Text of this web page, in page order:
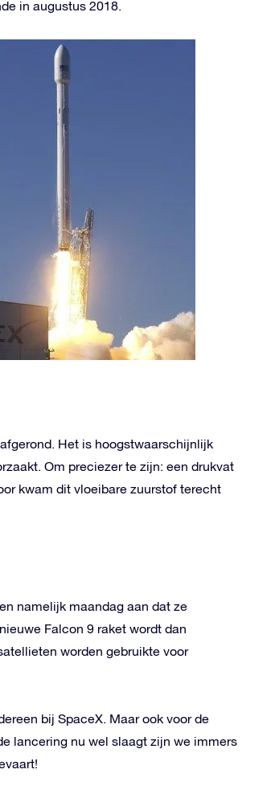
in augustus 2018.
Het is hoogstwaarschijnlijk
Om preciezer te zijn: een drukvat
kwam dit vloeibare zuurstof terecht
namelijk maandag aan dat ze
Falcon 9 raket wordt dan
worden gebruikte voor
bij SpaceX. Maar ook voor de
lancering nu wel slaagt zijn we immers